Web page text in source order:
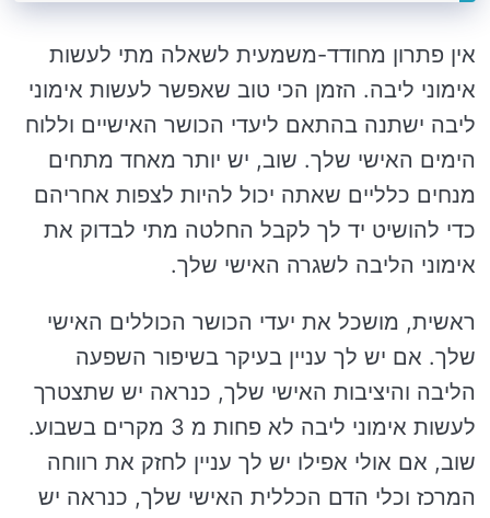
אין פתרון מחודד-משמעית לשאלה מתי לעשות
אימוני ליבה. הזמן הכי טוב שאפשר לעשות אימוני
ליבה ישתנה בהתאם ליעדי הכושר האישיים וללוח
הימים האישי שלך. שוב, יש יותר מאחד מתחים
מנחים כלליים שאתה יכול להיות לצפות אחריהם
כדי להושיט יד לך לקבל החלטה מתי לבדוק את
אימוני הליבה לשגרה האישי שלך.
ראשית, מושכל את יעדי הכושר הכוללים האישי
שלך. אם יש לך עניין בעיקר בשיפור השפעה
הליבה והיציבות האישי שלך, כנראה יש שתצטרך
לעשות אימוני ליבה לא פחות מ 3 מקרים בשבוע.
שוב, אם אולי אפילו יש לך עניין לחזק את רווחה
המרכז וכלי הדם הכללית האישי שלך, כנראה יש